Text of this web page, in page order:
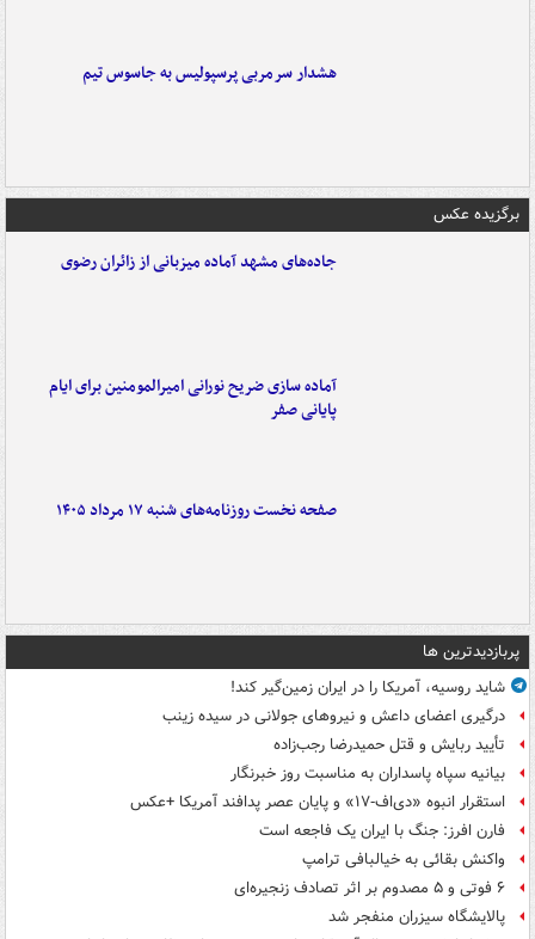
هشدار سرمربی پرسپولیس به جاسوس تیم
برگزیده عکس
جاده‌های مشهد آماده میزبانی از زائران رضوی
آماده سازی ضریح نورانی امیرالمومنین برای ایام
پایانی صفر
صفحه نخست روزنامه‌های شنبه ۱۷ مرداد ۱۴۰۵
پربازدیدترین ها
شاید روسیه، آمریکا را در ایران زمین‌گیر کند!
درگیری اعضای داعش و نیروهای جولانی در سیده زینب
تأیید ربایش و قتل حمیدرضا رجب‌زاده
بیانیه سپاه پاسداران به مناسبت روز خبرنگار
استقرار انبوه «دی‌اف‑۱۷» و پایان عصر پدافند آمریکا +عکس
فارن افرز: جنگ با ایران یک فاجعه است
واکنش بقائی به خیالبافی ترامپ
۶ فوتی و ۵ مصدوم بر اثر تصادف زنجیره‌ای
پالایشگاه سیزران منفجر شد